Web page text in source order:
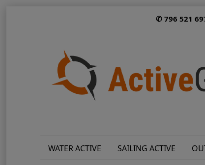
✆ 796 521
WATER ACTIVE SAILING ACTIVE